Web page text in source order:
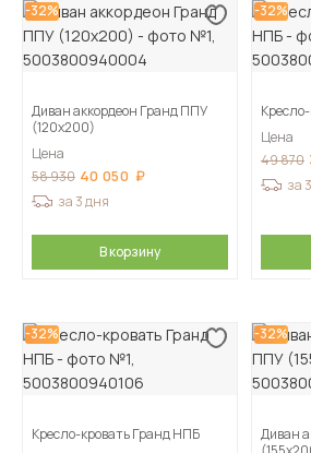
-32%
Диван аккордеон Гранд ППУ
(120х200)
Цена
58 930 40 050
за 3 дня
В корзину
-32%
Цена
49 870
за
-32%
Кресло-кровать Гранд НПБ
-32%
Диван